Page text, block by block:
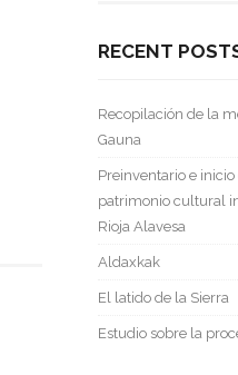
RECENT
Recopilación de la
Gauna
Preinventario e
patrimonio cultural
Rioja Alavesa
Aldaxkak
El latido de la Sierra
Estudio sobre la